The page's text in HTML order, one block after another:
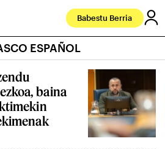
Babestu Berria
ESPAÑOL
baina